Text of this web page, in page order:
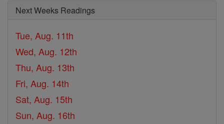
Next Weeks Readings
Tue, Aug. 11th
Wed, Aug. 12th
Thu, Aug. 13th
Fri, Aug. 14th
Sat, Aug. 15th
Sun, Aug. 16th